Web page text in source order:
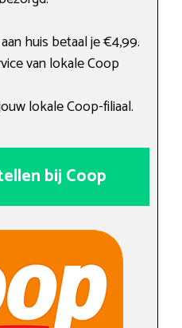
huis betaal je €4,99.
van lokale Coop
lokale Coop-filiaal.
bij Coop